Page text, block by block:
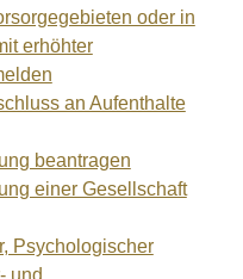
oder in
erhöhter
an Aufenthalte
beantragen
einer Gesellschaft
Psychologischer
und